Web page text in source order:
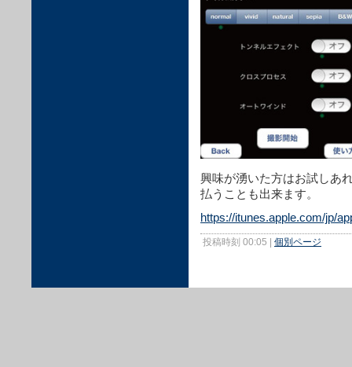
興味が湧いた方はお試しあ
払うことも出来ます。
https://itunes.apple.com/jp/
投稿時刻 00:05 | 個別ページ